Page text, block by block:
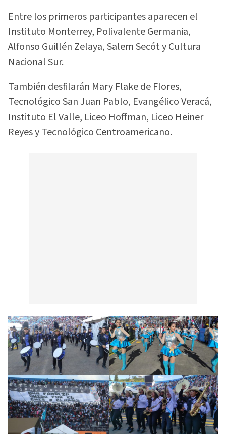
Entre los primeros participantes aparecen el
Instituto Monterrey, Polivalente Germania,
Alfonso Guillén Zelaya, Salem Secót y Cultura
Nacional Sur.
También desfilarán Mary Flake de Flores,
Tecnológico San Juan Pablo, Evangélico Veracá,
Instituto El Valle, Liceo Hoffman, Liceo Heiner
Reyes y Tecnológico Centroamericano.